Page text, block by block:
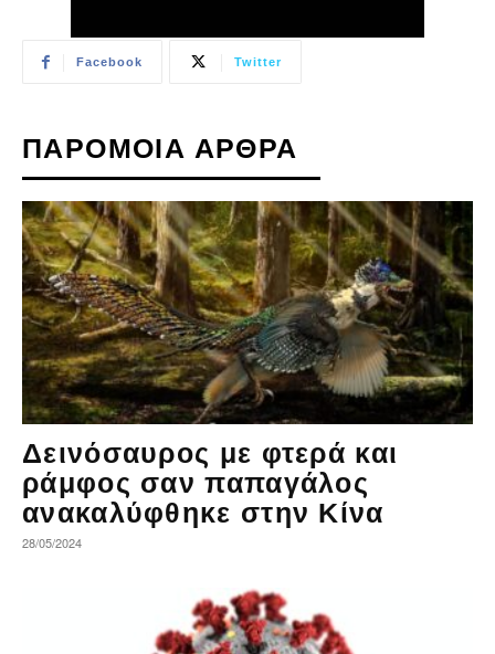
Facebook Twitter
ΠΑΡΟΜΟΙΑ ΑΡΘΡΑ
Δεινόσαυρος με φτερά και
ράμφος σαν παπαγάλος
ανακαλύφθηκε στην Κίνα
28/05/2024